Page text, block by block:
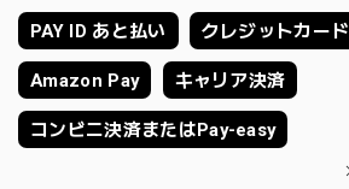
PAY ID あと払い クレジットカード
Amazon Pay キャリア決済
コンビニ決済またはPay-easy